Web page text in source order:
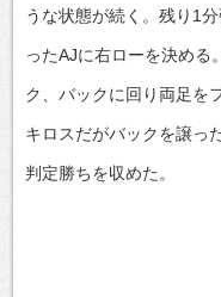
うな状態が続く。残り1
ったAJに右ローを決める
ク、バックに回り両足を
キロスだがバックを譲っ
判定勝ちを収めた。